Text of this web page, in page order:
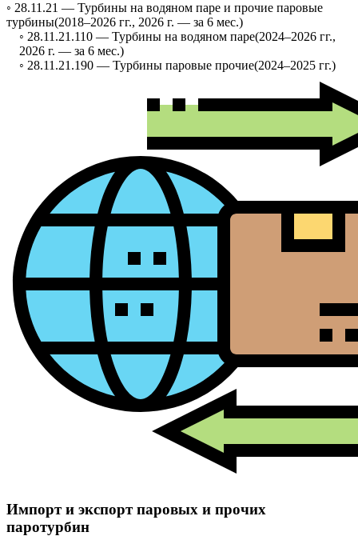
◦ 28.11.21 — Турбины на водяном паре и прочие паровые
турбины(2018–2026 гг., 2026 г. — за 6 мес.)
◦ 28.11.21.110 — Турбины на водяном паре(2024–2026 гг.,
2026 г. — за 6 мес.)
◦ 28.11.21.190 — Турбины паровые прочие(2024–2025 гг.)
Импорт и экспорт паровых и прочих
паротурбин